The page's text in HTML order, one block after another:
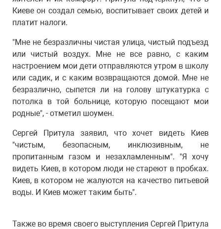
Киеве он создал семью, воспитывает своих детей и
платит налоги.
"Мне не безразличны чистая улица, чистый подъезд
или чистый воздух. Мне не все равно, с каким
настроением мои дети отправляются утром в школу
или садик, и с каким возвращаются домой. Мне не
безразлично, сыпется ли на голову штукатурка с
потолка в той больнице, которую посещают мои
родные", - отметил шоумен.
Сергей Притула заявил, что хочет видеть Киев
"чистым, безопасным, инклюзивным, не
пропитанным газом и незахламленным". "Я хочу
видеть Киев, в котором люди не стареют в пробках.
Киев, в котором не жалуются на качество питьевой
воды. И Киев может таким быть".
Также во время своего выступления Сергей Притула